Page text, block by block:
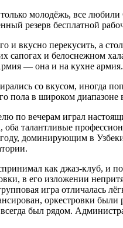
молодёжь, все
резерв бесплатной
и вкусно перекусить, а
сапогах и белоснежном
— она и на кухне армия.
со вкусом, иногда
пола в широком диапазоне
по вечерам играл
талантливые
доминирующим в
как джаз-клуб, и
в его изложении
игра отличалась
оркестровки
всегда был рядом.